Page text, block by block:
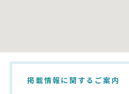
掲載情報に関するご案内